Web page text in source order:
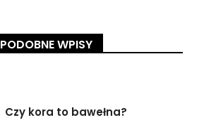
PODOBNE WPISY
Czy kora to bawełna?